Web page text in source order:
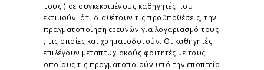
τους ) σε συγκεκριμένους καθηγητές που
εκτιμούν ότι διαθέτουν τις προϋποθέσεις, την
πραγματοποίηση ερευνών για λογαριασμό τους
, τις οποίες και χρηματοδοτούν. Οι καθηγητές
επιλέγουν μεταπτυχιακούς φοιτητές με τους
οποίους τις πραγματοποιούν υπό την εποπτεία